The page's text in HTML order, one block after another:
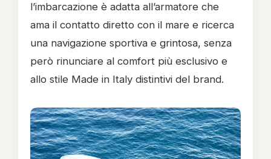
l’imbarcazione è adatta all’armatore che
ama il contatto diretto con il mare e ricerca
una navigazione sportiva e grintosa, senza
però rinunciare al comfort più esclusivo e
allo stile Made in Italy distintivi del brand.